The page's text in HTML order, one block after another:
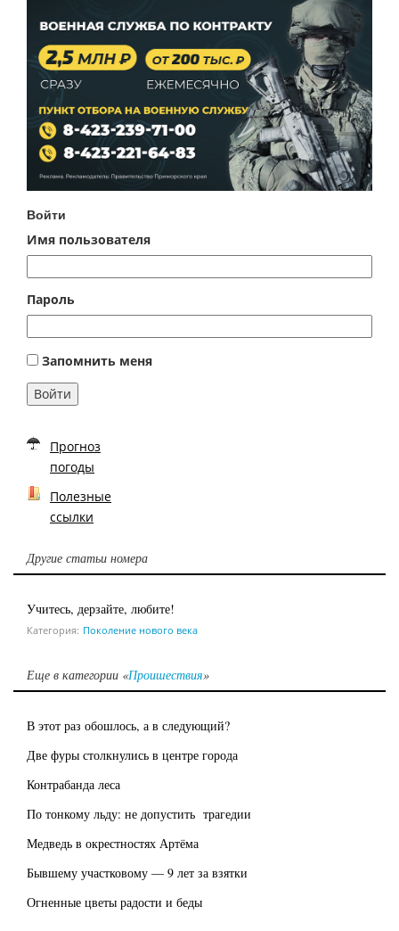
Войти
Имя пользователя
Пароль
Запомнить меня
Войти
Прогноз
погоды
Полезные
ссылки
Другие статьи номера
Учитесь, дерзайте, любите!
Категория: Поколение нового века
Еще в категории «Проишествия»
В этот раз обошлось, а в следующий?
Две фуры столкнулись в центре города
Контрабанда леса
По тонкому льду: не допустить трагедии
Медведь в окрестностях Артёма
Бывшему участковому — 9 лет за взятки
Огненные цветы радости и беды